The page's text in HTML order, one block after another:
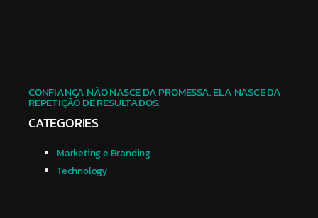
CONFIANÇA NÃO NASCE DA PROMESSA. ELA NASCE DA
REPETIÇÃO DE RESULTADOS.
CATEGORIES
Marketing e Branding
Technology